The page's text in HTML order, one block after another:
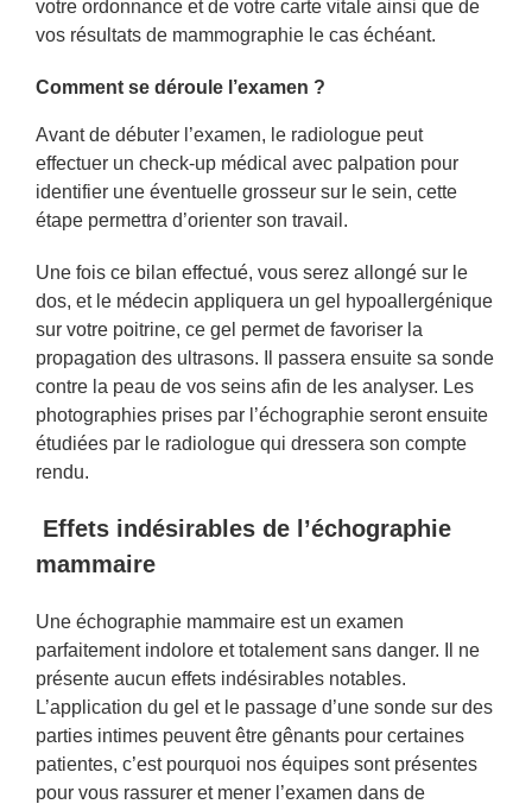
votre ordonnance et de votre carte vitale ainsi que de
vos résultats de mammographie le cas échéant.
Comment se déroule l’examen ?
Avant de débuter l’examen, le radiologue peut
effectuer un check-up médical avec palpation pour
identifier une éventuelle grosseur sur le sein, cette
étape permettra d’orienter son travail.
Une fois ce bilan effectué, vous serez allongé sur le
dos, et le médecin appliquera un gel hypoallergénique
sur votre poitrine, ce gel permet de favoriser la
propagation des ultrasons. Il passera ensuite sa sonde
contre la peau de vos seins afin de les analyser. Les
photographies prises par l’échographie seront ensuite
étudiées par le radiologue qui dressera son compte
rendu.
Effets indésirables de l’échographie
mammaire
Une échographie mammaire est un examen
parfaitement indolore et totalement sans danger. Il ne
présente aucun effets indésirables notables.
L’application du gel et le passage d’une sonde sur des
parties intimes peuvent être gênants pour certaines
patientes, c’est pourquoi nos équipes sont présentes
pour vous rassurer et mener l’examen dans de